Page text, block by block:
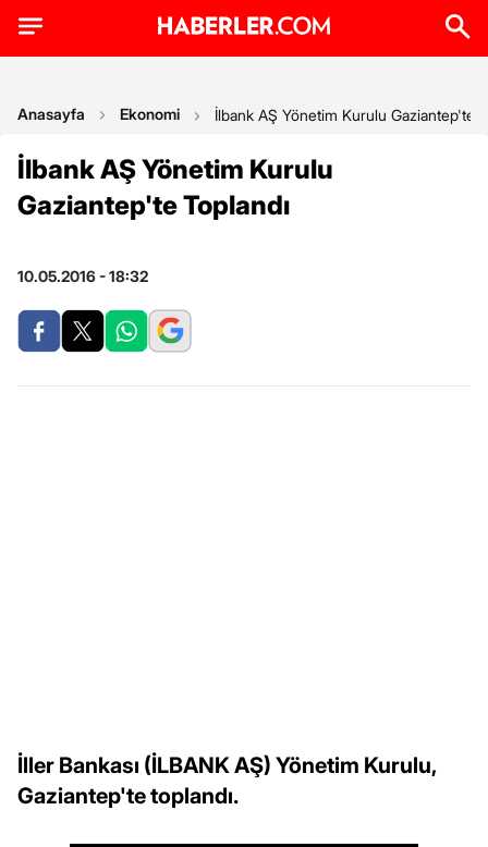
Anasayfa Ekonomi İlbank AŞ Yönetim Kurulu Gaziantep'te
İlbank AŞ Yönetim Kurulu
Gaziantep'te Toplandı
10.05.2016 - 18:32
İller Bankası (İLBANK AŞ) Yönetim Kurulu,
Gaziantep'te toplandı.